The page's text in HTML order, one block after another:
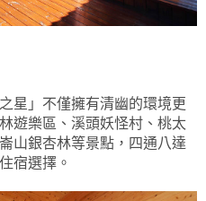
星」不僅擁有清幽的環境更
遊樂區、溪頭妖怪村、桃太
山銀杏林等景點，四通八達
宿選擇。